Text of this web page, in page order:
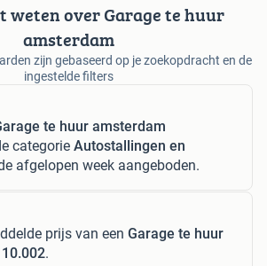
weten over Garage te huur
amsterdam
zijn gebaseerd op je zoekopdracht en de
ingestelde filters
te huur amsterdam
categorie Autostallingen en
afgelopen week aangeboden.
prijs van een Garage te huur
.